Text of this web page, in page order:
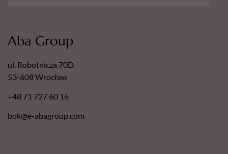
Aba Group
ul. Robotnicza 70D
53-608 Wrocław
+48 71 727 60 16
bok@e-abagroup.com